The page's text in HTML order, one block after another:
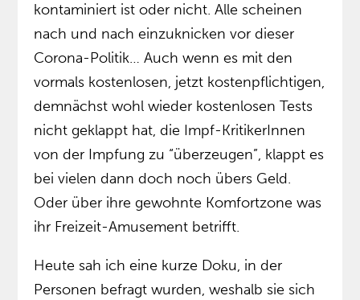
kontaminiert ist oder nicht. Alle scheinen
nach und nach einzuknicken vor dieser
Corona-Politik… Auch wenn es mit den
vormals kostenlosen, jetzt kostenpflichtigen,
demnächst wohl wieder kostenlosen Tests
nicht geklappt hat, die Impf-KritikerInnen
von der Impfung zu “überzeugen”, klappt es
bei vielen dann doch noch übers Geld.
Oder über ihre gewohnte Komfortzone was
ihr Freizeit-Amusement betrifft.
Heute sah ich eine kurze Doku, in der
Personen befragt wurden, weshalb sie sich